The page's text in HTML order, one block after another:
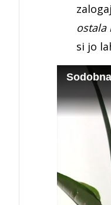
ostala
si jo